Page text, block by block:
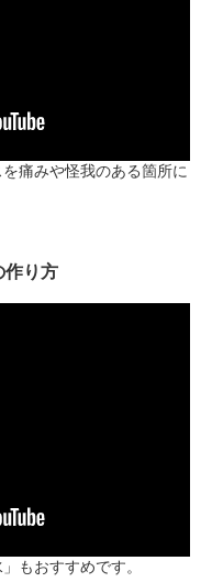
痛みや怪我のある箇所に
作り方
もおすすめです。